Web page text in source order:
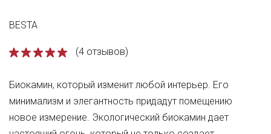
BESTA
(4 отзывов)
Биокамин, который изменит любой интерьер. Его
минимализм и элегантность придадут помещению
новое измерение. Экологический биокамин дает